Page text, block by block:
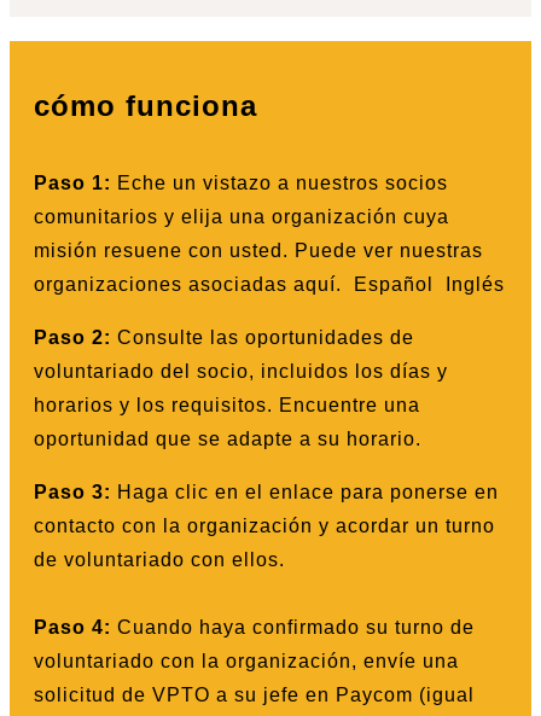
cómo funciona
Paso 1: Eche un vistazo a nuestros socios
comunitarios y elija una organización cuya
misión resuene con usted. Puede ver nuestras
organizaciones asociadas aquí.
Español Inglés
Paso 2: Consulte las oportunidades de
voluntariado del socio, incluidos los días y
horarios y los requisitos. Encuentre una
oportunidad que se adapte a su horario.
Paso 3: Haga clic en el enlace para ponerse en
contacto con la organización y acordar un turno
de voluntariado con ellos.
Paso 4: Cuando haya confirmado su turno de
voluntariado con la organización, envíe una
solicitud de VPTO a su jefe en Paycom (igual